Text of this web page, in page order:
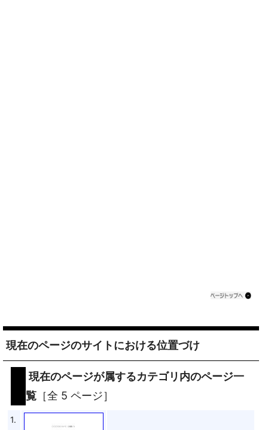
現在のページのサイトにおける位置づけ
現在のページが属するカテゴリ内のページ一
覧 ［全 5 ページ］
1.